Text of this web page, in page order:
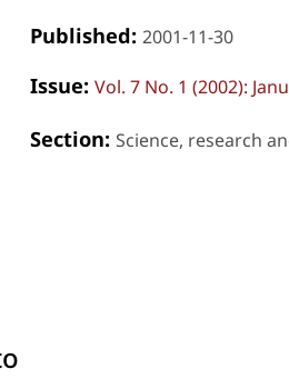
Published: 2001-11-30
Issue: Vol. 7 No. 1 (2002):
Section: Science, research